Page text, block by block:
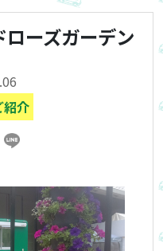
ーズガーデン
紹介